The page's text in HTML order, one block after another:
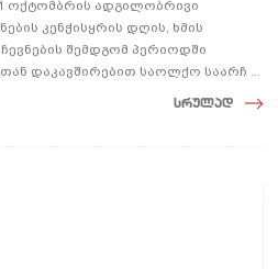
ოქტომბრის ადგილობრივი
კენჭისყრის დღის, ხმის
შემდგომ პერიოდში
დაკავშირებით საოლქო საარჩ ...
სრულად